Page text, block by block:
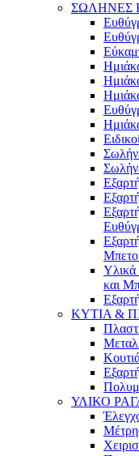
ΣΩΛΗΝΕΣ
Υλικά
και
ΚΥΤΙΑ &
ΥΛΙΚΟ